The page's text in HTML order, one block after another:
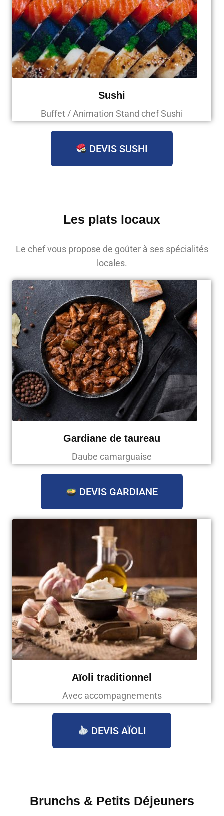
Sushi
Buffet / Animation Stand chef Sushi
DEVIS SUSHI
Les plats locaux
Le chef vous propose de goûter à ses spécialités
locales.
Gardiane de taureau
Daube camarguaise
DEVIS GARDIANE
Aïoli traditionnel
Avec accompagnements
DEVIS AÏOLI
Brunchs & Petits Déjeuners